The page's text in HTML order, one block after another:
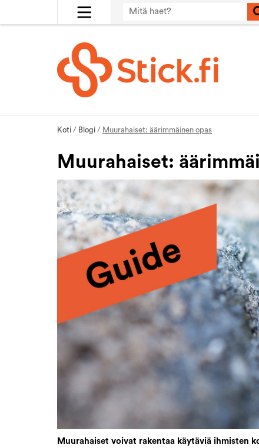
Koti / Blogi / Muurahaiset: äärimmäinen opas
Muurahaiset:
Muurahaiset voivat rakentaa käytäviä ihmisten